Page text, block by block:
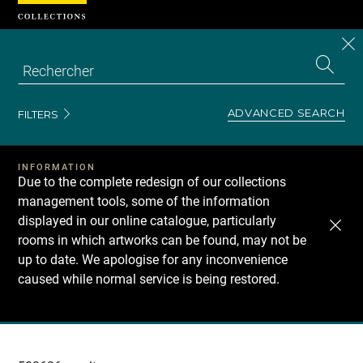
FILTERS ADVANCED SEARCH
INFORMATION
Due to the complete redesign of our collections
management tools, some of the information
displayed in our online catalogue, particularly
rooms in which artworks can be found, may not be
up to date. We apologise for any inconvenience
caused while normal service is being restored.
Recherche
Cookies management panel